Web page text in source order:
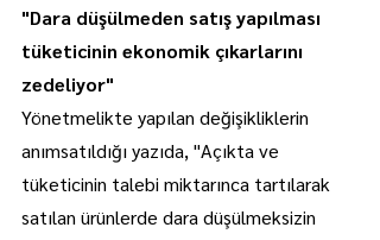
"Dara düşülmeden satış yapılması
tüketicinin ekonomik çıkarlarını
zedeliyor"
Yönetmelikte yapılan değişikliklerin
anımsatıldığı yazıda, "Açıkta ve
tüketicinin talebi miktarınca tartılarak
satılan ürünlerde dara düşülmeksizin